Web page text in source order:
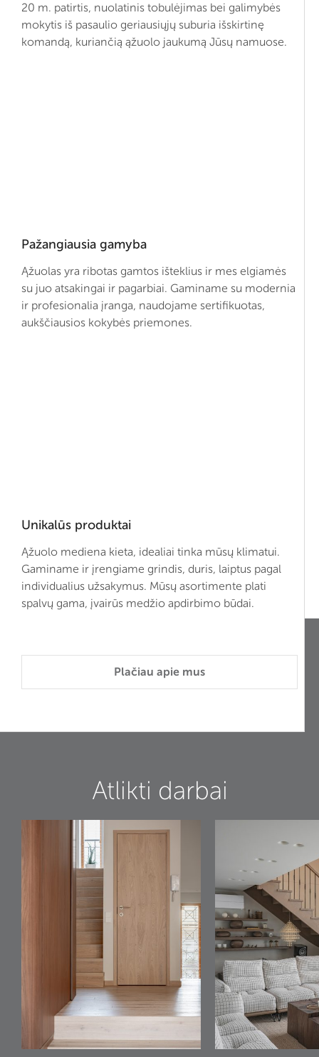
20 m. patirtis, nuolatinis tobulėjimas bei galimybės
mokytis iš pasaulio geriausiųjų suburia išskirtinę
komandą, kuriančią ąžuolo jaukumą Jūsų namuose.
Pažangiausia gamyba
Ąžuolas yra ribotas gamtos išteklius ir mes elgiamės
su juo atsakingai ir pagarbiai. Gaminame su modernia
ir profesionalia įranga, naudojame sertifikuotas,
aukščiausios kokybės priemones.
Unikalūs produktai
Ąžuolo mediena kieta, idealiai tinka mūsų klimatui.
Gaminame ir įrengiame grindis, duris, laiptus pagal
individualius užsakymus. Mūsų asortimente plati
spalvų gama, įvairūs medžio apdirbimo būdai.
Plačiau apie mus
Atlikti darbai